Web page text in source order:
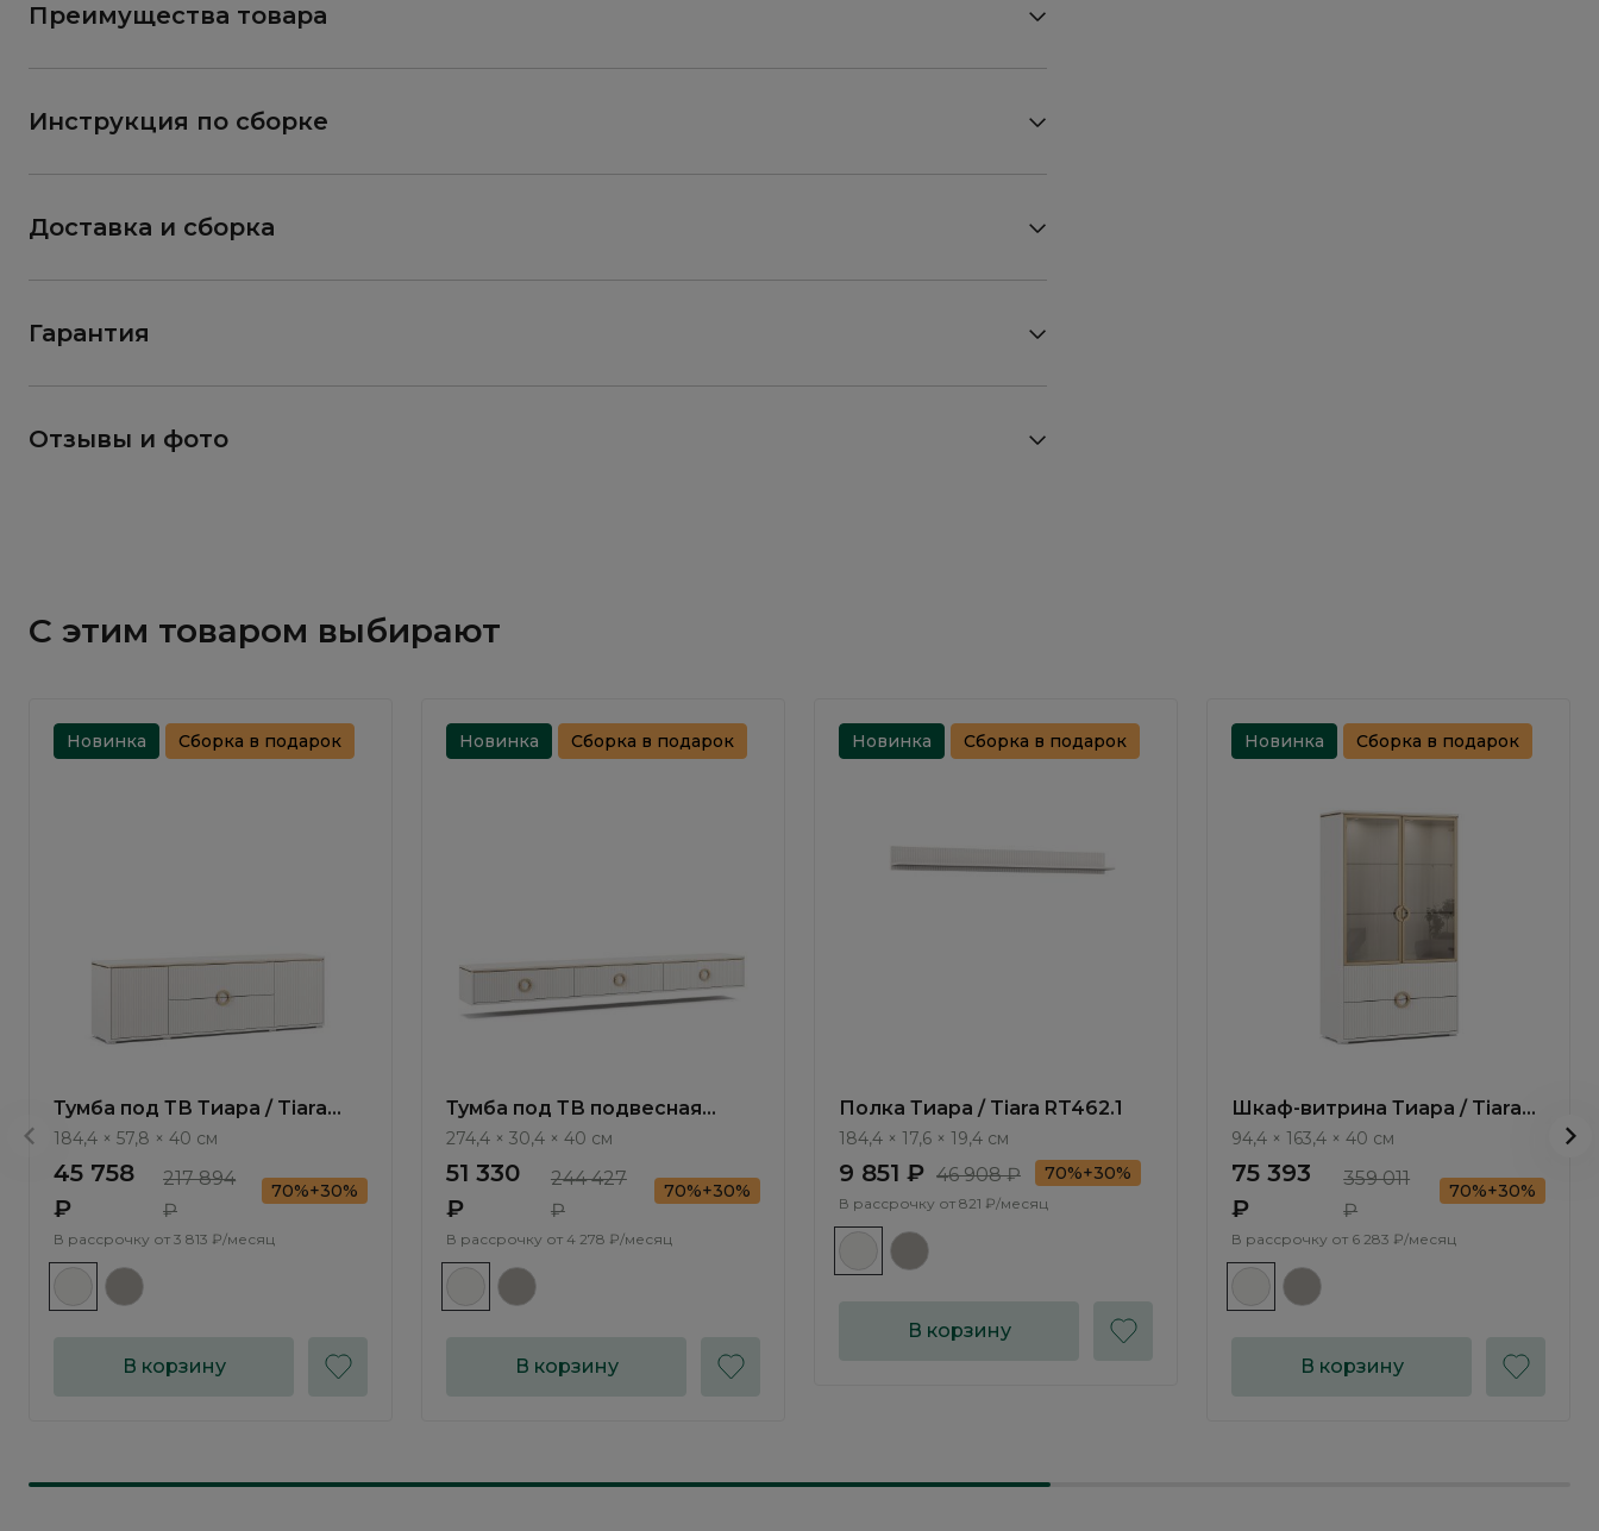
Преимущества товара
Инструкция по сборке
Доставка и сборка
Гарантия
Отзывы и фото
С этим товаром выбирают
Новинка Сборка в подарок
Тумба под ТВ Тиара / Tiara
RT401.1
184,4 × 57,8 × 40 см
45 758
₽
217 894
₽
70%+30%
В рассрочку от 3 813 ₽/месяц
В корзину
Новинка Сборка в подарок
Тумба под ТВ подвесная
Тиара / Tiara RT413.1
274,4 × 30,4 × 40 см
51 330
₽
244 427
₽
70%+30%
В рассрочку от 4 278 ₽/месяц
В корзину
Новинка Сборка в подарок
Полка Тиара / Tiara RT462.1
184,4 × 17,6 × 19,4 см
9 851 ₽ 46 908 ₽ 70%+30%
В рассрочку от 821 ₽/месяц
В корзину
Новинка Сборка в подарок
Шкаф-витрина Тиара / Tiara
RT422.1
94,4 × 163,4 × 40 см
75 393
₽
359 011
₽
70%+30%
В рассрочку от 6 283 ₽/месяц
В корзину